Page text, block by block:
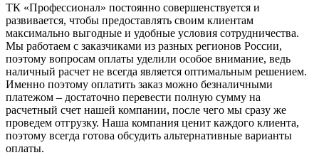
ТК «Профессионал» постоянно совершенствуется и
развивается, чтобы предоставлять своим клиентам
максимально выгодные и удобные условия сотрудничества.
Мы работаем с заказчиками из разных регионов России,
поэтому вопросам оплаты уделили особое внимание, ведь
наличный расчет не всегда является оптимальным решением.
Именно поэтому оплатить заказ можно безналичными
платежом – достаточно перевести полную сумму на
расчетный счет нашей компании, после чего мы сразу же
проведем отгрузку. Наша компания ценит каждого клиента,
поэтому всегда готова обсудить альтернативные варианты
оплаты.